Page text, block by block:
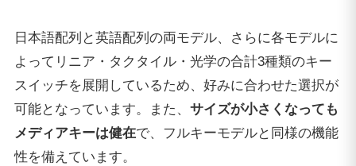
日本語配列と英語配列の両モデル、さらに各モデルに
よってリニア・タクタイル・光学の合計3種類のキー
スイッチを展開しているため、好みに合わせた選択が
可能となっています。また、 サイズが小さくなっても
メディアキーは健在で、フルキーモデルと同様の機能
性を備えています。